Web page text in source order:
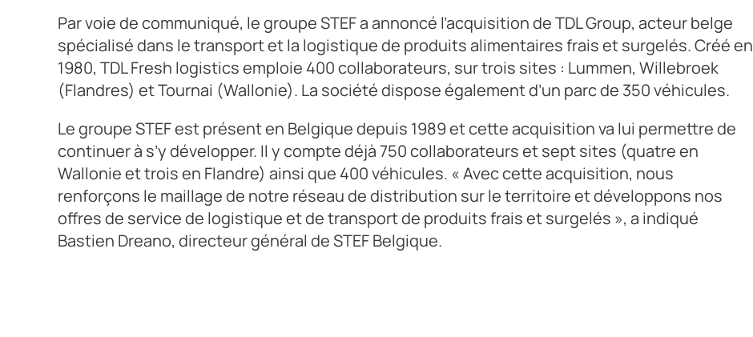
Par voie de communiqué, le groupe STEF a annoncé l’acquisition de TDL Group, acteur belge
spécialisé dans le transport et la logistique de produits alimentaires frais et surgelés. Créé en
1980, TDL Fresh logistics emploie 400 collaborateurs, sur trois sites : Lummen, Willebroek
(Flandres) et Tournai (Wallonie). La société dispose également d’un parc de 350 véhicules.
Le groupe STEF est présent en Belgique depuis 1989 et cette acquisition va lui permettre de
continuer à s’y développer. Il y compte déjà 750 collaborateurs et sept sites (quatre en
Wallonie et trois en Flandre) ainsi que 400 véhicules. « Avec cette acquisition, nous
renforçons le maillage de notre réseau de distribution sur le territoire et développons nos
offres de service de logistique et de transport de produits frais et surgelés », a indiqué
Bastien Dreano, directeur général de STEF Belgique.